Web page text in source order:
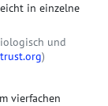
in einzelne
und
)
vierfachen